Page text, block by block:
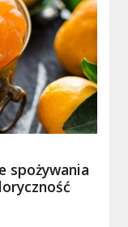
spożywania